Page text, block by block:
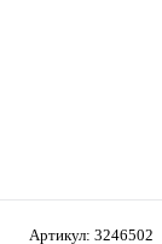
Артикул: 3246502